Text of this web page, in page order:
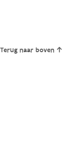
Terug naar boven